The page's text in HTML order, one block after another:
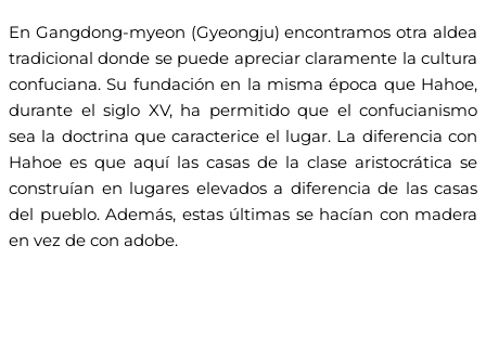
En Gangdong-myeon (Gyeongju) encontramos otra aldea
tradicional donde se puede apreciar claramente la cultura
confuciana. Su fundación en la misma época que Hahoe,
durante el siglo XV, ha permitido que el confucianismo
sea la doctrina que caracterice el lugar. La diferencia con
Hahoe es que aquí las casas de la clase aristocrática se
construían en lugares elevados a diferencia de las casas
del pueblo. Además, estas últimas se hacían con madera
en vez de con adobe.